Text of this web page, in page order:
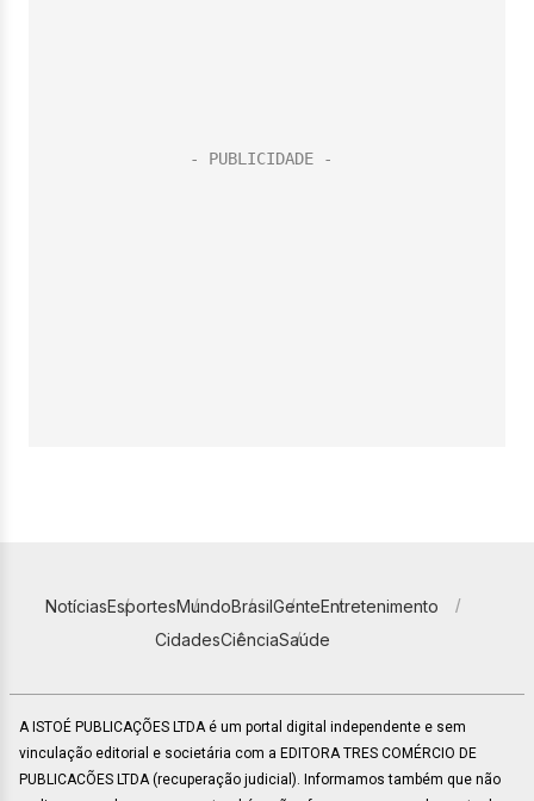
NotíciasEsportesMundoBrasilGenteEntretenimento
CidadesCiênciaSaúde
A ISTOÉ PUBLICAÇÕES LTDA é um portal digital independente e sem
vinculação editorial e societária com a EDITORA TRES COMÉRCIO DE
PUBLICACÕES LTDA (recuperação judicial). Informamos também que não